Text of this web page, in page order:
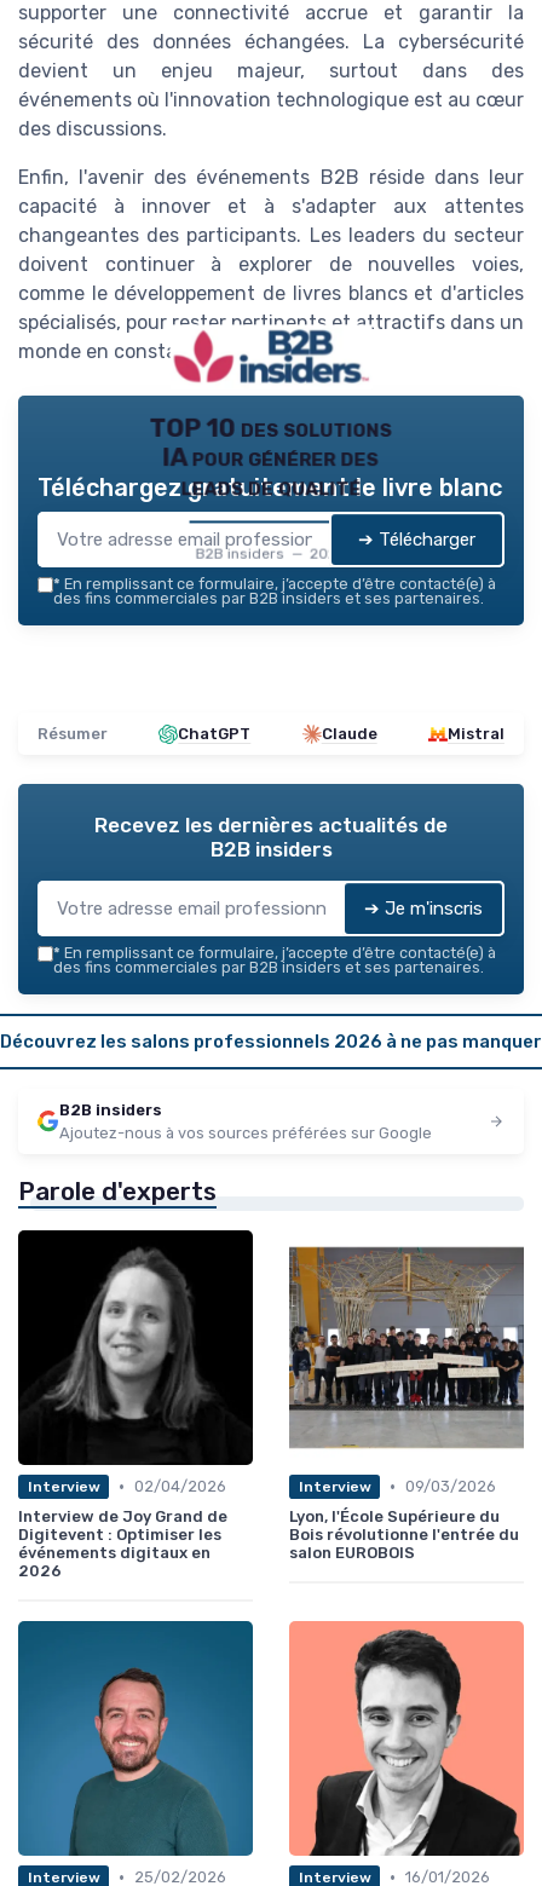
supporter une connectivité accrue et garantir la
sécurité des données échangées. La cybersécurité
devient un enjeu majeur, surtout dans des
événements où l'innovation technologique est au cœur
des discussions.
Enfin, l'avenir des événements B2B réside dans leur
capacité à innover et à s'adapter aux attentes
changeantes des participants. Les leaders du secteur
doivent continuer à explorer de nouvelles voies,
comme le développement de livres blancs et d'articles
spécialisés, pour rester pertinents et attractifs dans un
monde en constante évolution.
TOP 10 des solutions
IA pour générer des
leads de qualité
B2B insiders — 2026
Téléchargez gratuitement le livre blanc
➔ Télécharger
* En remplissant ce formulaire, j’accepte d’être contacté(e) à
des fins commerciales par B2B insiders et ses partenaires.
Résumer ChatGPT Claude Mistral
Recevez les dernières actualités de
B2B insiders
➔ Je m'inscris
* En remplissant ce formulaire, j’accepte d’être contacté(e) à
des fins commerciales par B2B insiders et ses partenaires.
Découvrez les salons professionnels 2026 à ne pas manquer
B2B insiders
Ajoutez-nous à vos sources préférées sur Google
Parole d'experts
Interview • 02/04/2026
Interview de Joy Grand de
Digitevent : Optimiser les
événements digitaux en
2026
Interview • 09/03/2026
Lyon, l'École Supérieure du
Bois révolutionne l'entrée du
salon EUROBOIS
Interview •
25/02/2026
Interview • 16/01/2026